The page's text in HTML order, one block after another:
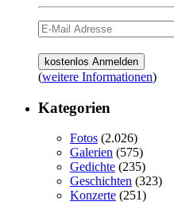
(weitere Informationen)
Kategorien
Fotos (2.026)
Galerien (575)
Gedichte (235)
Geschichten (323)
Konzerte (251)